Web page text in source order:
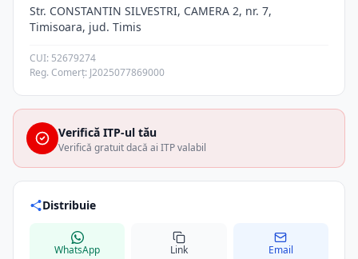
Str. CONSTANTIN SILVESTRI, CAMERA 2, nr. 7,
Timisoara, jud. Timis
CUI: 52679274
Reg. Comerț: J2025077869000
Verifică ITP-ul tău
Verifică gratuit dacă ai ITP valabil
Distribuie
WhatsApp Link Email